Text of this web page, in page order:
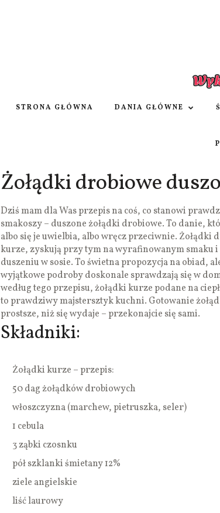
STRONA GŁÓWNA DANIA GŁÓWNE
Żołądki drobiowe
Dziś mam dla Was przepis na coś, co stanowi
smakoszy – duszone żołądki drobiowe. To danie,
albo się je uwielbia, albo wręcz przeciwnie. Żołądki
kurze, zyskują przy tym na wyrafinowanym smaku
duszeniu w sosie. To świetna propozycja na obiad,
wyjątkowe podroby doskonale sprawdzają się w
według tego przepisu, żołądki kurze podane na
to prawdziwy majstersztyk kuchni. Gotowanie
prostsze, niż się wydaje – przekonajcie się sami.
Składniki:
Żołądki kurze – przepis:
50 dag żołądków drobiowych
włoszczyzna (marchew, pietruszka, seler)
1 cebula
3 ząbki czosnku
pół szklanki śmietany 12%
ziele angielskie
liść laurowy